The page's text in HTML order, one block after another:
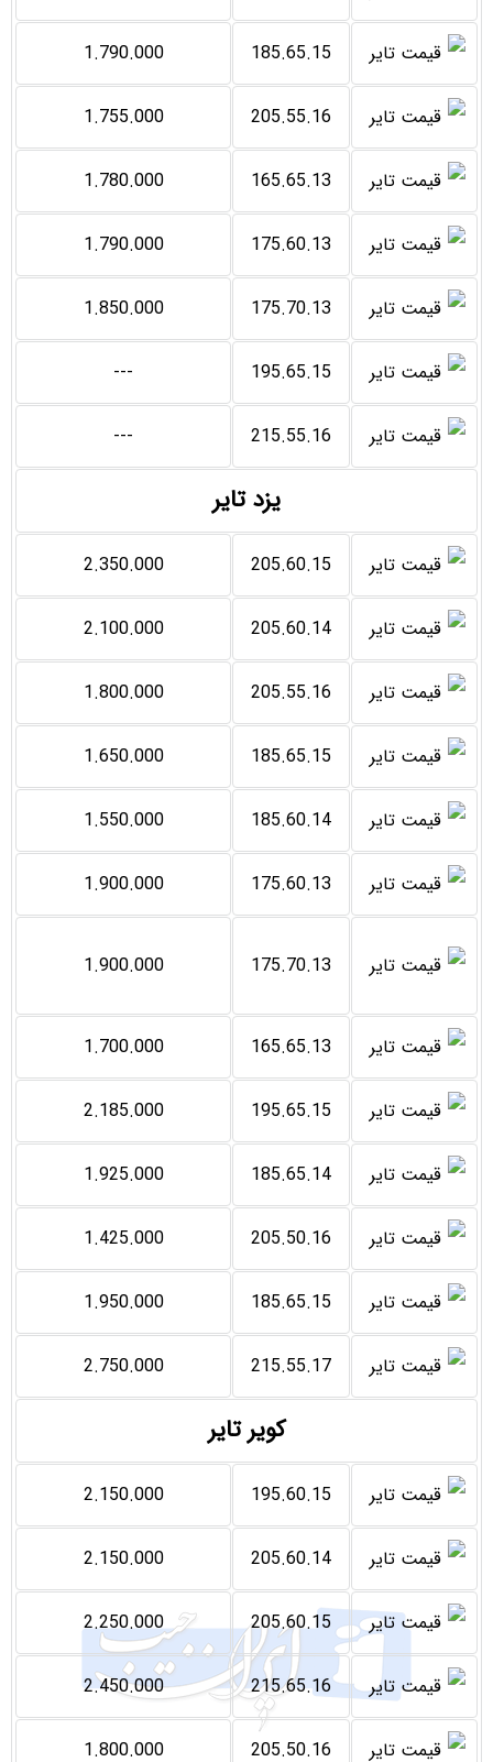
185.65.15
1.790.000
205.55.16
1.755.000
165.65.13
1.780.000
175.60.13
1.790.000
175.70.13
1.850.000
195.65.15
---
215.55.16
---
یزد تایر
205.60.15
2.350.000
205.60.14
2.100.000
205.55.16
1.800.000
185.65.15
1.650.000
185.60.14
1.550.000
175.60.13
1.900.000
175.70.13
1.900.000
165.65.13
1.700.000
195.65.15
2.185.000
185.65.14
1.925.000
205.50.16
1.425.000
185.65.15
1.950.000
215.55.17
2.750.000
کویر تایر
195.60.15
2.150.000
205.60.14
2.150.000
205.60.15
2.250.000
215.65.16
2.450.000
205.50.16
1.800.000